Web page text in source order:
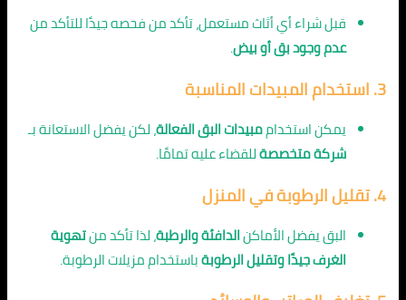
قبل شراء أي أثاث مستعمل، تأكد من فحصه جيدًا للتأكد من
عدم وجود بق أو بيض.
3. استخدام المبيدات المناسبة
يمكن استخداممبيدات البق الفعالة، لكن يفضل الاستعانة بـ
شركة متخصصةللقضاء عليه تمامًا.
4. تقليل الرطوبة في المنزل
البق يفضل الأماكنالدافئة والرطبة، لذا تأكد منتهوية
الغرف جيدًا وتقليل الرطوبةباستخدام مزيلات الرطوبة.